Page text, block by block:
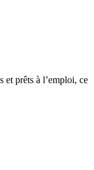
et prêts à l’emploi, ce